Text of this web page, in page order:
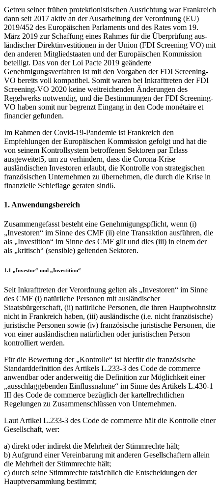
Getreu seiner frühen protektionistischen Ausrichtung war Frankreich
dann seit 2017 aktiv an der Ausarbeitung der Verordnung (EU)
2019/452 des Europäischen Parlaments und des Rates vom 19.
März 2019 zur Schaffung eines Rahmes für die Überprüfung aus-
ländischer Direktinvestitionen in der Union (FDI Screening VO) mit
den anderen Mitgliedstaaten und der Europäischen Kommission
beteiligt. Das von der Loi Pacte 2019 geänderte
Genehmigungsverfahren ist mit den Vorgaben der FDI Screening-
VO bereits voll kompatibel. Somit waren bei Inkrafttreten der FDI
Screening-VO 2020 keine weitreichenden Änderungen des
Regelwerks notwendig, und die Bestimmungen der FDI Screening-
VO haben somit nur begrenzt Eingang in den Code monétaire et
financier gefunden.
Im Rahmen der Covid-19-Pandemie ist Frankreich den
Empfehlungen der Europäischen Kommission gefolgt und hat die
von seinem Kontrollsystem betroffenen Sektoren par Erlass
ausgeweitet5, um zu verhindern, dass die Corona-Krise
ausländischen Investoren erlaubt, die Kontrolle von strategischen
französischen Unternehmen zu übernehmen, die durch die Krise in
finanzielle Schieflage geraten sind6.
1. Anwendungsbereich
Zusammengefasst besteht eine Genehmigungspflicht, wenn (i)
„Investoren“ im Sinne des CMF (ii) eine Transaktion ausführen, die
als „Investition“ im Sinne des CMF gilt und dies (iii) in einem der
als „kritisch“ (sensible) geltenden Sektoren.
1.1 „Investor“ und „Investition“
Seit Inkrafttreten der Verordnung gelten als „Investoren“ im Sinne
des CMF (i) natürliche Personen mit ausländischer
Staatsbürgerschaft, (ii) natürliche Personen, die ihren Hauptwohnsitz
nicht in Frankreich haben, (iii) ausländische (i.e. nicht französische)
juristische Personen sowie (iv) französische juristische Personen, die
von einer ausländischen natürlichen oder juristischen Person
kontrolliert werden.
Für die Bewertung der „Kontrolle“ ist hierfür die französische
Standarddefinition des Artikels L.233-3 des Code de commerce
anwendbar oder anderweitig die Definition zur Möglichkeit einer
„ausschlaggebenden Einflussnahme“ im Sinne des Artikels L.430-1
III des Code de commerce bezüglich der kartellrechtlichen
Regelungen zu Zusammenschlüssen von Unternehmen.
Laut Artikel L.233-3 des Code de commerce hält die Kontrolle einer
Gesellschaft, wer:
a) direkt oder indirekt die Mehrheit der Stimmrechte hält;
b) Aufgrund einer Vereinbarung mit anderen Gesellschaftern allein
die Mehrheit der Stimmrechte hält;
c) durch seine Stimmrechte tatsächlich die Entscheidungen der
Hauptversammlung bestimmt;